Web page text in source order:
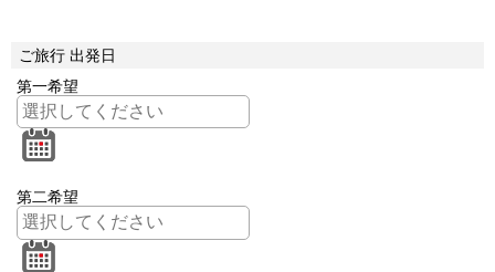
ご旅行 出発日
第一希望
第二希望